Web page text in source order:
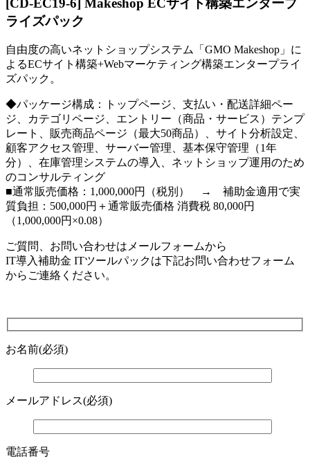
ライズパック
自由度の高いネットショップシステム「GMO Makeshop」に
よるECサイト構築+Webマーケティング構築エンタープライ
ズパック。
◆パッケージ構成：トップページ、支払い・配送詳細ペー
ジ、カテゴリページ、エントリー（商品・サービス）テンプ
レート、販売商品ページ（最大50商品）、サイト分析設定、
顧客アクセス管理、サーバー管理、基本保守管理（1年
分）、在庫管理システムの導入、ネットショップ運用のため
のコンサルティング
■通常販売価格：1,000,000円（税別） → 補助金適用で実
質負担：500,000円＋通常販売価格 消費税 80,000円
（1,000,000円×0.08）
ご質問、お問い合わせはメールフォームから
IT導入補助金 ITツールパックは下記お問い合わせフォーム
からご連絡ください。
お名前(必須)
メールアドレス(必須)
電話番号